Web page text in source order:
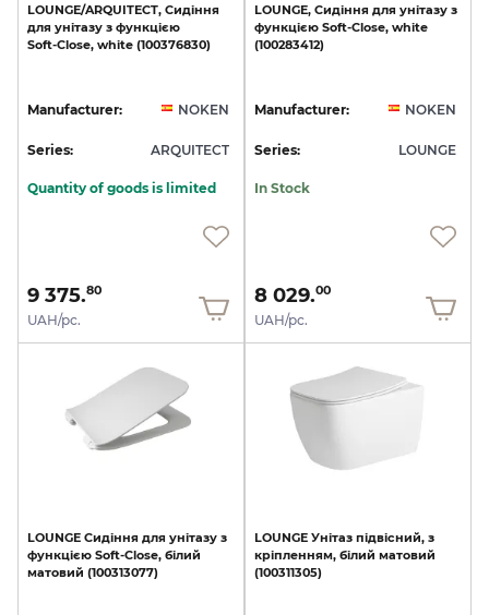
LOUNGE/ARQUITECT, Сидіння
для унітазу з функцією
Soft-Close, white (100376830)
Manufacturer: NOKEN
Series: ARQUITECT
Quantity of goods is limited
9 375.80
UAH/pc.
LOUNGE, Сидіння для унітазу з
функцією Soft-Close, white
(100283412)
Manufacturer: NOKEN
Series: LOUNGE
In Stock
8 029.00
UAH/pc.
LOUNGE Сидіння для унітазу з
функцією Soft-Close, білий
матовий (100313077)
LOUNGE Унітаз підвісний, з
кріпленням, білий матовий
(100311305)